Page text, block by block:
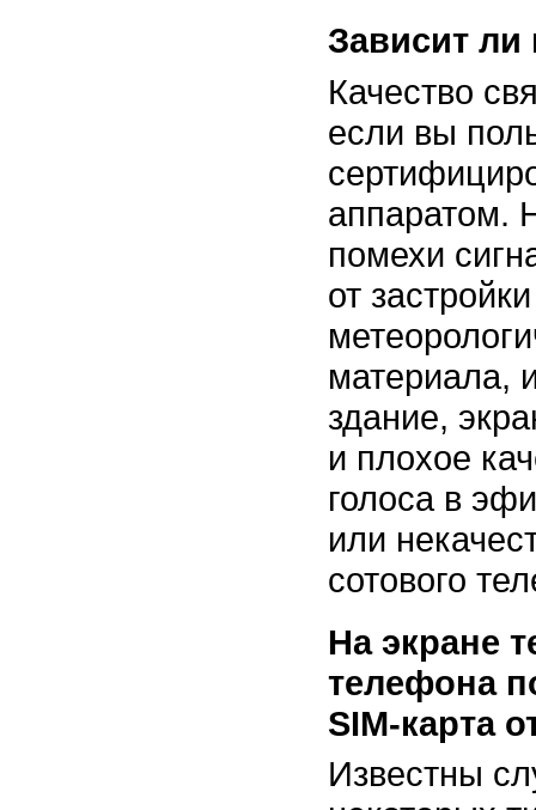
Зависит ли
Качество
если вы
аппаратом.
помехи
от
материала,
здание,
и плохое
голоса в
или
сотового
На экране
телефона
SIM-карта
Известны